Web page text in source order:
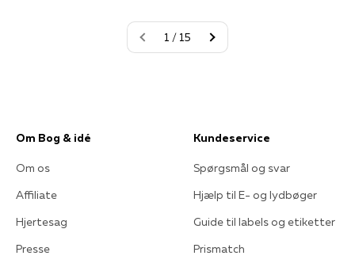
1 / 15
Om Bog & idé
Om os
Affiliate
Hjertesag
Presse
Kundeservice
Spørgsmål og svar
Hjælp til E- og lydbøger
Guide til labels og etiketter
Prismatch